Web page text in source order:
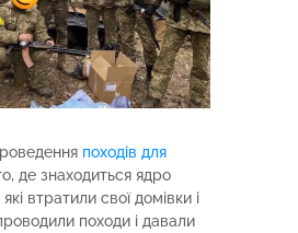
походів для
де знаходиться ядро
втратили свої домівки і
походи і давали